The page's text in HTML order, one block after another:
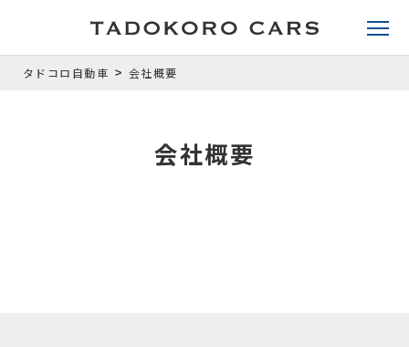
タドコロ自動車 > 会社概要
会社概要